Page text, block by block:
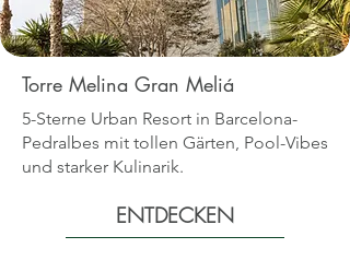
Torre Melina Gran Meliá
5-Sterne Urban Resort in Barcelona-
Pedralbes mit tollen Gärten, Pool-Vibes
und starker Kulinarik.
ENTDECKEN